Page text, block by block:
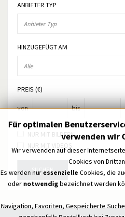
ANBIETER TYP
HINZUGEFÜGT AM
PREIS (€)
von bis
NUR MIT BILDERN
NUR MIT VIDEOS
SUCHEN
Für optimalen
verwenden wir
Wir verwenden auf dieser Internetseite
Cookies von
Es werden nur essenzielle Cookies, die
oder notwendig bezeichnet werden
Navigation, Favoriten, Gespeicherte